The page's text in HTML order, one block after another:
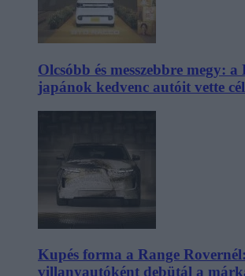
Olcsóbb és messzebbre megy:
japánok kedvenc autóit vette
Kupés forma a Range Rovernél:
villanyautóként debütál a